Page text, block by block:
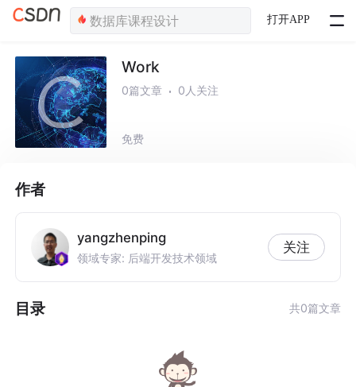
打开APP
Work
0篇文章 0人关注
免费
作者
yangzhenping
领域专家: 后端开发技术领域
关注
目录 共0篇文章